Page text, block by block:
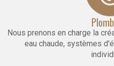
Nous prenons en charge la
eau chaude, systèmes